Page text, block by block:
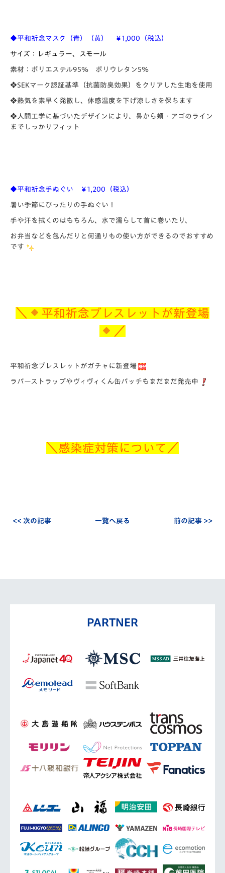
◆平和祈念マスク（青）（黄） ￥1,000（税込）
サイズ：レギュラー、スモール
素材：ポリエステル95％ ポリウレタン5％
❖SEKマーク認証基準（抗菌防臭効果）をクリアした生地を使用
❖熱気を素早く発散し、体感温度を下げ涼しさを保ちます
❖人間工学に基づいたデザインにより、鼻から頬・アゴのライン
までしっかりフィット
◆平和祈念手ぬぐい ￥1,200 （税込）
暑い季節にぴったりの手ぬぐい！
手や汗を拭くのはもちろん、水で濡らして首に巻いたり、
お弁当などを包んだりと何通りもの使い方ができるのでおすすめ
です
＼
平和祈念ブレスレットが新登場
／
平和祈念ブレスレットがガチャに新登場
ラバーストラップやヴィヴィくん缶バッチもまだまだ発売中
＼感染症対策について／
<< 次の記事 一覧へ戻る 前の記事 >>
PARTNER